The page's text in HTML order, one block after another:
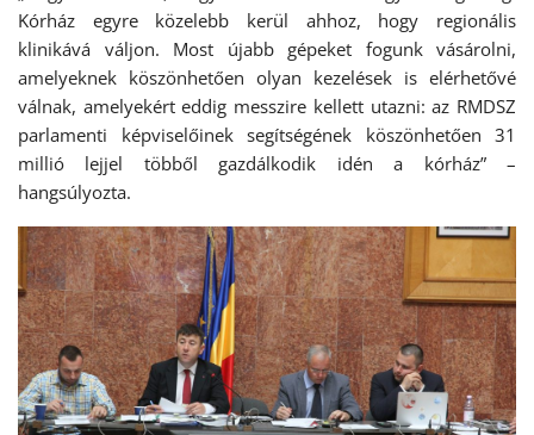
Kórház egyre közelebb kerül ahhoz, hogy regionális
klinikává váljon. Most újabb gépeket fogunk vásárolni,
amelyeknek köszönhetően olyan kezelések is elérhetővé
válnak, amelyekért eddig messzire kellett utazni: az RMDSZ
parlamenti képviselőinek segítségének köszönhetően 31
millió lejjel többől gazdálkodik idén a kórház” –
hangsúlyozta.